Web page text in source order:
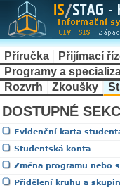
Příručka Přijímací
Programy a
Rozvrh
Zkoušky
DOSTUPNÉ
Evidenční karta
Studentská konta
Změna programu nebo
Přidělení kruhu a